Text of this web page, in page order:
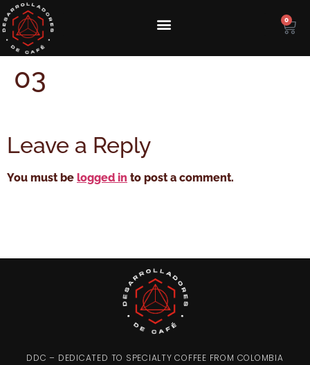
0
03
Leave a Reply
You must be logged in to post a comment.
DDC – DEDICATED TO SPECIALTY COFFEE FROM COLOMBIA